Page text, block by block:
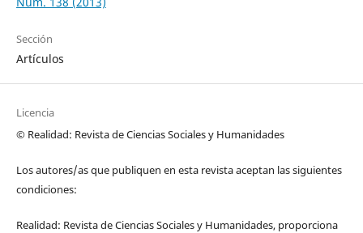
Sección
Artículos
Licencia
© Realidad: Revista de Ciencias Sociales y Humanidades
Los autores/as que publiquen en esta revista aceptan las siguientes
condiciones:
Realidad: Revista de Ciencias Sociales y Humanidades, proporciona